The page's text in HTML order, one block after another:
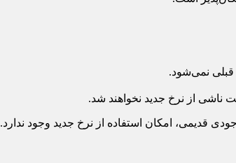
قبلی نمی‌شود.
ناشی از نرخ جدید نخواهند شد.
قدیمی، امکان استفاده از نرخ جدید وجود ندارد.